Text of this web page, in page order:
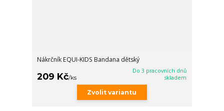
Nákrčník EQUI-KIDS Bandana dětský
209 Kč/ks
Do 3 pracovních dnů
skladem
Zvolit variantu